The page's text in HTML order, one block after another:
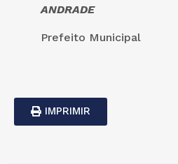
ANDRADE
Prefeito Municipal
IMPRIMIR